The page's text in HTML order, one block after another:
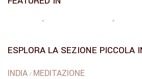
ESPLORA LA SEZIONE PICCOLA
INDIA / MEDITAZIONE